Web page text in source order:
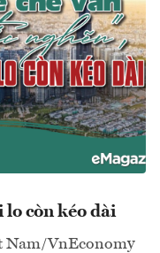
lo còn kéo dài
Nam/VnEconomy